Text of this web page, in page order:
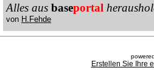
Alles aus baseportal
von H.Fehde
Erstellen Sie Ihre